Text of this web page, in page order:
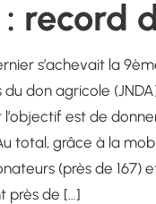
record
s’achevait la
don agricole
est de
total, grâce à la
(près de 167)
près de […]